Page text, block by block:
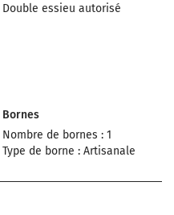
Double essieu autorisé
Bornes
Nombre de bornes : 1
Type de borne : Artisanale